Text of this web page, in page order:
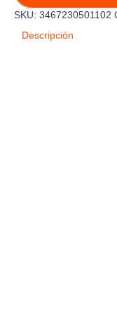
MESURA
DUO
G2
SKU: 3467230501102
Descripción